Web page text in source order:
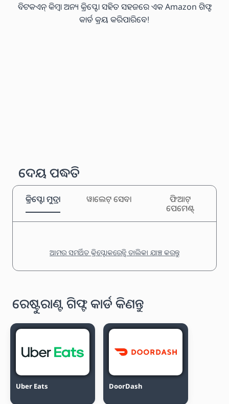
ବିଟକଏନ୍ କିମ୍ବା ଅନ୍ୟ କ୍ରିପ୍ଟୋ ସହିତ ସହଜରେ ଏକ Amazon ଗିଫ୍ଟ
କାର୍ଡ କ୍ରୟ କରିପାରିବେ!
ଦେୟ ପଦ୍ଧତି
କ୍ରିପ୍ଟୋ ମୁଦ୍ରା ୱାଲେଟ୍ ସେବା
ଫିଆଟ୍
ପେମେଣ୍ଟ୍
ଆମର ସମର୍ଥିତ କ୍ରିପ୍ଟୋକରେନ୍ସି ତାଲିକା ଯାଞ୍ଚ କରନ୍ତୁ
ରେଷ୍ଟୁରାଣ୍ଟ ଗିଫ୍ଟ କାର୍ଡ କିଣନ୍ତୁ
Uber Eats DoorDash